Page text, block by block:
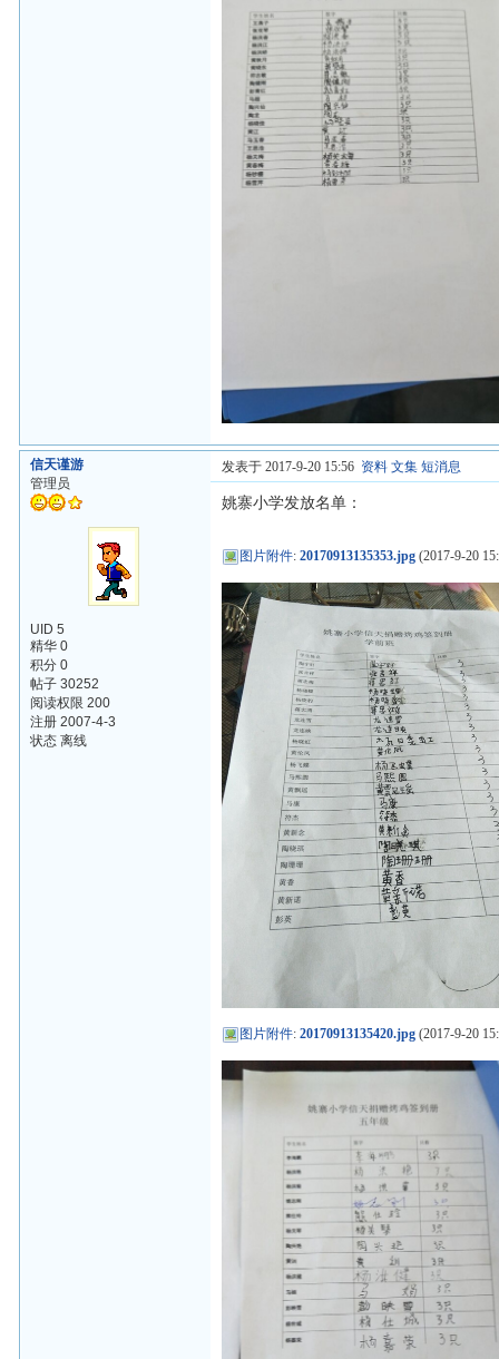
信天谨游
管理员
UID 5
精华 0
积分 0
帖子 30252
阅读权限 200
注册 2007-4-3
状态 离线
发表于 2017-9-20 15:56 资料 文集 短消息
姚寨小学发放名单：
图片附件:20170913135353.jpg (2017-9-20
图片附件:20170913135420.jpg (2017-9-20